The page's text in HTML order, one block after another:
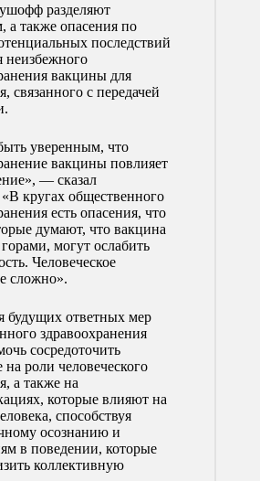
разделяют
а также опасения по
последствий
неизбежного
вакцины для
связанного с передачей
уверенным, что
вакцины повлияет
— сказал
кругах общественного
есть опасения, что
думают, что вакцина
могут ослабить
Человеческое
сложно».
будущих ответных мер
здравоохранения
сосредоточить
роли человеческого
а также на
которые влияют на
способствуя
осознанию и
в поведении, которые
коллективную